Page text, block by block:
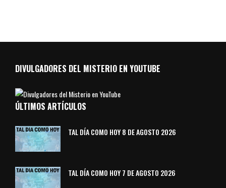
DIVULGADORES DEL MISTERIO EN YOUTUBE
ÚLTIMOS ARTÍCULOS
TAL DÍA COMO HOY 8 DE AGOSTO 2026
TAL DÍA COMO HOY 7 DE AGOSTO 2026